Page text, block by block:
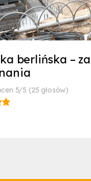
berlińska –
5/5 (25 głosów)